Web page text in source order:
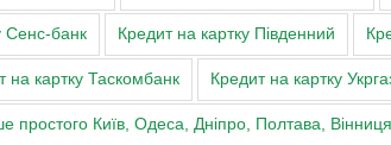
Сенс-банк Кредит на картку Південний
на картку Таскомбанк Кредит на картку
простого Київ, Одеса, Дніпро, Полтава,